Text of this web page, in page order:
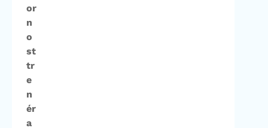
or
n
o
st
tr
e
n
ér
a